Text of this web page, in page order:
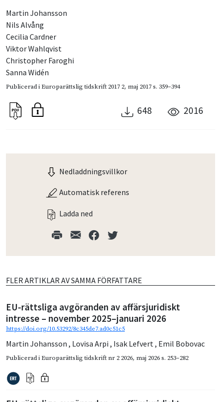
Martin Johansson
Nils Alvång
Cecilia Cardner
Viktor Wahlqvist
Christopher Faroghi
Sanna Widén
Publicerad iEuroparättslig tidskrift 2017 2, maj 2017s. 359–394
648 2016
Nedladdningsvillkor
Automatisk referens
Ladda ned
FLER ARTIKLAR AV SAMMA FÖRFATTARE
EU-rättsliga avgöranden av affärsjuridiskt
intresse – november 2025–januari 2026
https://doi.org/10.53292/8c345de7.ad0c51c5
Martin Johansson , Lovisa Arpi , Isak Lefvert , Emil Bobovac
Publicerad iEuroparättslig tidskrift nr 2 2026, maj 2026s. 253–282